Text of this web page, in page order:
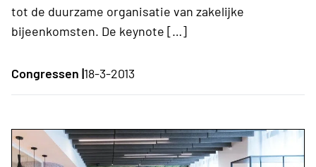
tot de duurzame organisatie van zakelijke
bijeenkomsten. De keynote […]
Congressen |18-3-2013